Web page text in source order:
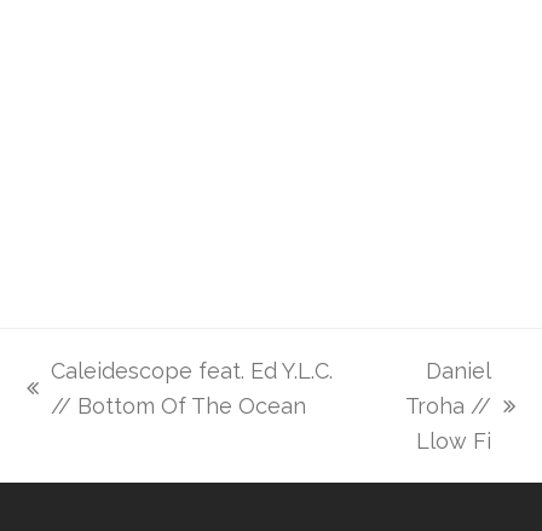
vorheriger
Caleidescope feat. Ed Y.L.C.
// Bottom Of The Ocean
Daniel
Troha //
Llow Fi